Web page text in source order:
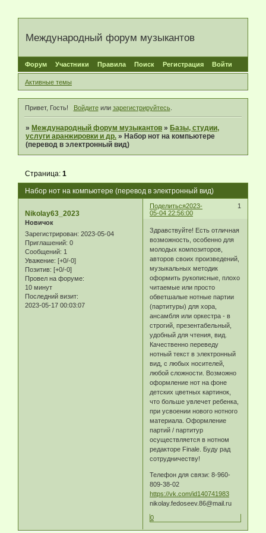
Международный форум музыкантов
Форум Участники Правила Поиск Регистрация Войти
Активные темы
Привет, Гость! Войдитеили зарегистрируйтесь.
» Международный форум музыкантов » Базы, студии,
услуги аранжировки и др. » Набор нот на компьютере
(перевод в электронный вид)
Набор нот на компьютере (перевод в электронный вид)
Страница:1
Поделиться 1
2023-
05-04 22:56:00
Nikolay63_2023
Новичок
Зарегистрирован: 2023-05-04
Приглашений: 0
Сообщений: 1
Уважение: [+0/-0]
Позитив: [+0/-0]
Провел на форуме:
10 минут
Последний визит:
2023-05-17 00:03:07
Здравствуйте! Есть отличная
возможность, особенно для
молодых композиторов,
авторов своих произведений,
музыкальных методик
оформить рукописные, плохо
читаемые или просто
обветшалые нотные партии
(партитуры) для хора,
ансамбля или оркестра - в
строгий, презентабельный,
удобный для чтения, вид.
Качественно переведу
нотный текст в электронный
вид, с любых носителей,
любой сложности. Возможно
оформление нот на фоне
детских цветных картинок,
что больше увлечет ребенка,
при усвоении нового нотного
материала. Оформление
партий / партитур
осуществляется в нотном
редакторе Finale. Буду рад
сотрудничеству!
Телефон для связи: 8-960-
809-38-02
https://vk.com/id140741983
nikolay.fedoseev.86@mail.ru
0